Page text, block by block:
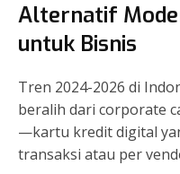
Alternatif
untuk Bisnis
Tren 2024-2026 di
beralih dari corporate
—kartu kredit digital
transaksi atau per